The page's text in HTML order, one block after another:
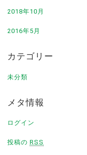
2018年10月
2016年5月
カテゴリー
未分類
メタ情報
ログイン
投稿の RSS